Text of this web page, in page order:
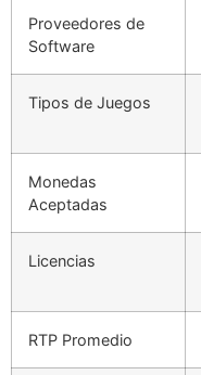
Proveedores de
Software
Tipos de Juegos
Monedas
Aceptadas
Licencias
RTP Promedio